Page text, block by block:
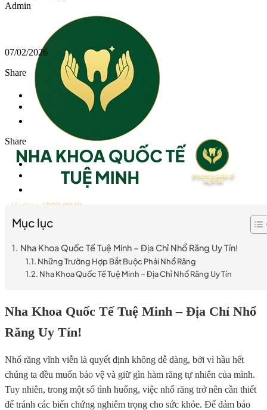
Hotline 1800 0040
Admin
07/02/2026
Share
Share
Mục lục
Nha Khoa Quốc Tế Tuệ Minh – Địa Chỉ Nhổ Răng Uy Tín!
Những Trường Hợp Bắt Buộc Phải Nhổ Răng
Nha Khoa Quốc Tế Tuệ Minh – Địa Chỉ Nhổ Răng Uy Tín
Nha Khoa Quốc Tế Tuệ Minh – Địa Chỉ Nhổ
Răng Uy Tín!
Nhổ răng vĩnh viễn là quyết định không dễ dàng, bởi vì hầu hết
chúng ta đều muốn bảo vệ và giữ gìn hàm răng tự nhiên của mình.
Tuy nhiên, trong một số tình huống, việc nhổ răng trở nên cần thiết
để tránh các biến chứng nghiêm trọng cho sức khỏe. Để đảm bảo